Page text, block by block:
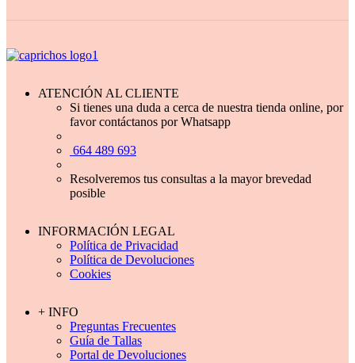
ATENCIÓN AL CLIENTE
Si tienes una duda a cerca de nuestra tienda online, por
favor contáctanos por Whatsapp
664 489 693
Resolveremos tus consultas a la mayor brevedad
posible
INFORMACIÓN LEGAL
Política de Privacidad
Política de Devoluciones
Cookies
+ INFO
Preguntas Frecuentes
Guía de Tallas
Portal de Devoluciones